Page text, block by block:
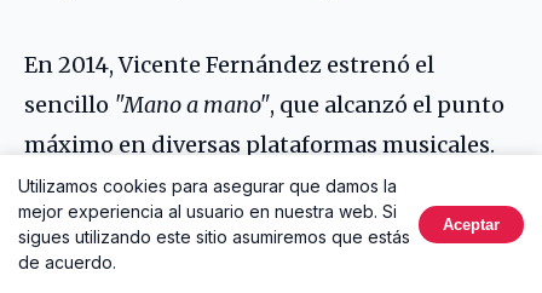
En 2014, Vicente Fernández estrenó el
sencillo "Mano a mano", que alcanzó el punto
máximo en diversas plataformas musicales.
Al año siguiente, tuvo éxito con el tema
"Muriendo de amor".
Utilizamos cookies para asegurar que damos la
mejor experiencia al usuario en nuestra web. Si
sigues utilizando este sitio asumiremos que estás
de acuerdo.
Aceptar